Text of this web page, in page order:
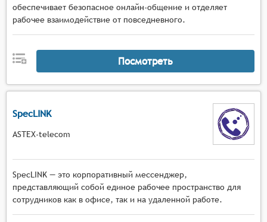
обеспечивает безопасное онлайн-общение и отделяет
рабочее взаимодействие от повседневного.
Посмотреть
SpecLINK
ASTEX-telecom
SpecLINK — это корпоративный мессенджер,
представляющий собой единое рабочее пространство для
сотрудников как в офисе, так и на удаленной работе.